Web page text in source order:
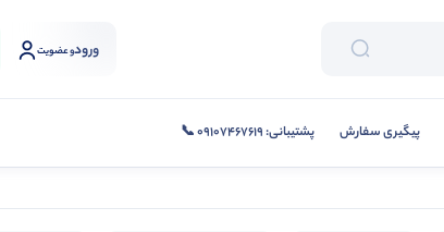
ورودو عضویت
پیگیری سفارش پشتیبانی: 09107467619 📞